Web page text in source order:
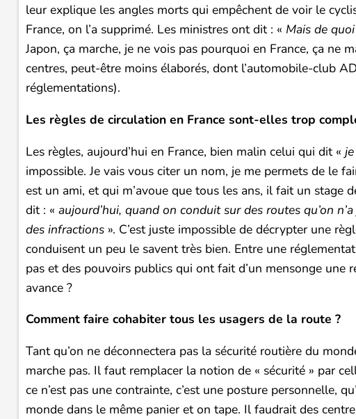
leur explique les angles morts qui empêchent de voir le
France, on l’a supprimé. Les ministres ont dit : « Mais de
Japon, ça marche, je ne vois pas pourquoi en France, ça ne
centres, peut-être moins élaborés, dont l’automobile-club
réglementations).
Les règles de circulation en France sont-elles trop
Les règles, aujourd’hui en France, bien malin celui qui dit «
impossible. Je vais vous citer un nom, je me permets de le
est un ami, et qui m’avoue que tous les ans, il fait un stage
dit : « aujourd’hui, quand on conduit sur des routes qu’on
des infractions». C’est juste impossible de décrypter une
conduisent un peu le savent très bien. Entre une
pas et des pouvoirs publics qui ont fait d’un mensonge une
avance ?
Comment faire cohabiter tous les usagers de la route ?
Tant qu’on ne déconnectera pas la sécurité routière du
marche pas. Il faut remplacer la notion de « sécurité » par
ce n’est pas une contrainte, c’est une posture personnelle,
monde dans le même panier et on tape. Il faudrait des